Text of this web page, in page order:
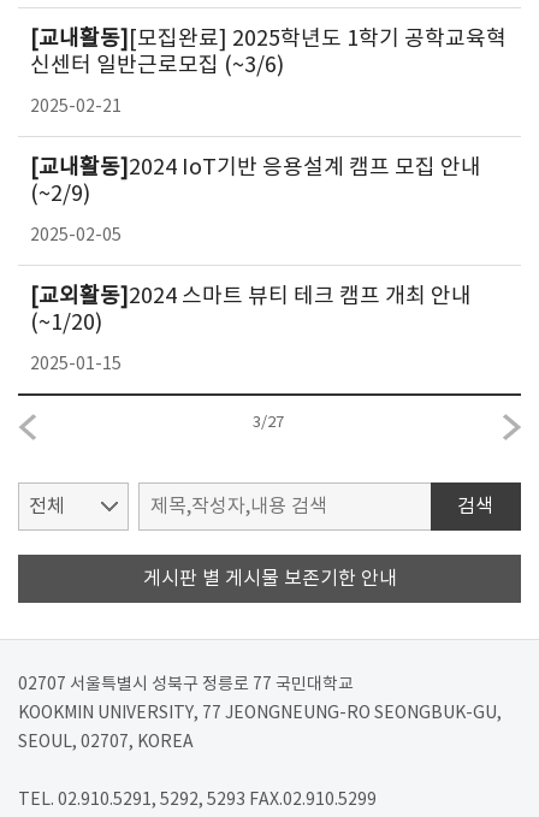
[교내활동] [모집완료] 2025학년도 1학기 공학교육혁
신센터 일반근로모집 (~3/6)
2025-02-21
[교내활동] 2024 IoT기반 응용설계 캠프 모집 안내
(~2/9)
2025-02-05
[교외활동] 2024 스마트 뷰티 테크 캠프 개최 안내
(~1/20)
2025-01-15
3/27
검색
게시판 별 게시물 보존기한 안내
02707 서울특별시 성북구 정릉로 77 국민대학교
KOOKMIN UNIVERSITY, 77 JEONGNEUNG-RO SEONGBUK-GU,
SEOUL, 02707, KOREA
TEL. 02.910.5291, 5292, 5293 FAX.02.910.5299